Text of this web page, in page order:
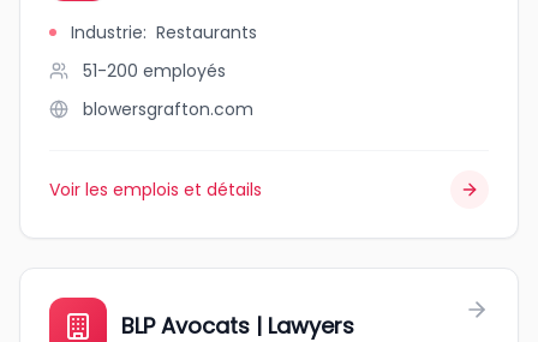
Industrie: Restaurants
51-200 employés
blowersgrafton.com
Voir les emplois et détails
BLP Avocats | Lawyers